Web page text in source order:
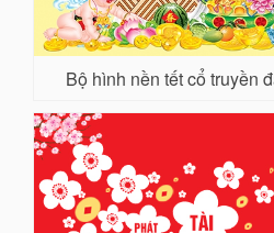
Bộ hình nền tết cổ truyền